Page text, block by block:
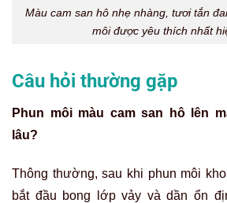
Màu cam san hô nhẹ nhàng, tươi tắn
môi được yêu thích nhất
Câu hỏi thường gặp
Phun môi màu cam san hô lên
lâu?
Thông thường, sau khi phun môi
bắt đầu bong lớp vảy và dần ổn